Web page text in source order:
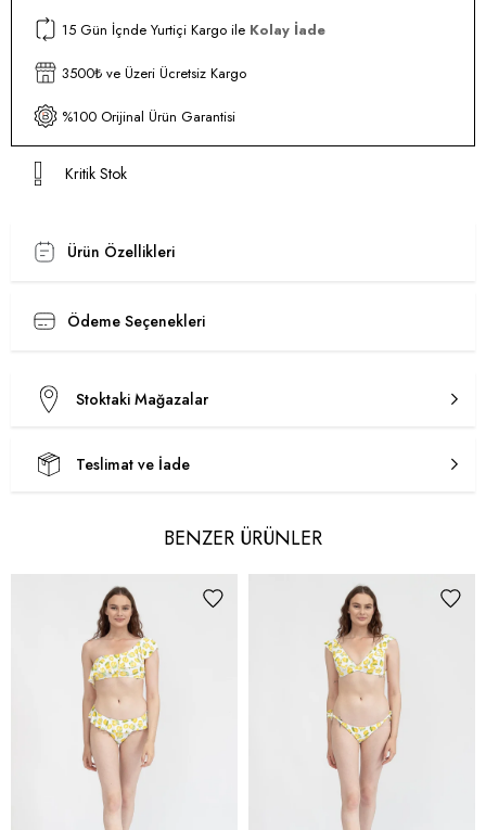
15 Gün İçnde Yurtiçi Kargo ile Kolay İade
3500₺ ve Üzeri Ücretsiz Kargo
%100 Orijinal Ürün Garantisi
Kritik Stok
Ürün Özellikleri
Ödeme Seçenekleri
Stoktaki Mağazalar
Teslimat ve İade
BENZER ÜRÜNLER